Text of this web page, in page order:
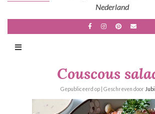
Nederland
Couscous
Gepubliceerd op | Geschreven door